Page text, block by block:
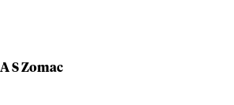
S Zomac